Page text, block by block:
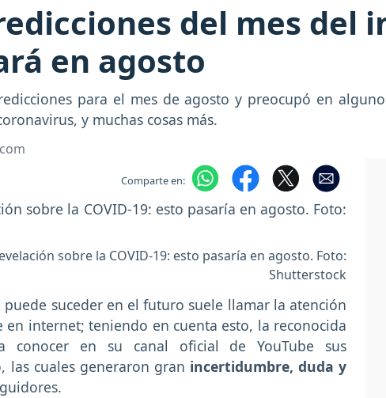
del mes del
en agosto
para el mes de agosto y preocupó en
y muchas cosas más.
Comparte en:
sobre la COVID-19: esto pasaría en agosto. Foto:
Shutterstock
suceder en el futuro suele llamar la atención
en internet; teniendo en cuenta esto, la reconocida
conocer en su canal oficial de YouTube sus
las cuales generaron gran incertidumbre, duda y